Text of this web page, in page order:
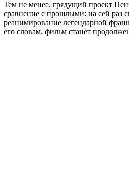
Тем не менее, грядущий проект
сравнение с прошлыми: на сей раз
реанимирование легендарной
его словам, фильм станет